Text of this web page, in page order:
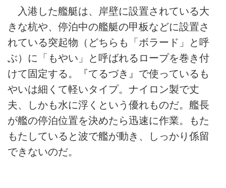
入港した艦艇は、岸壁に設置されている大
きな杭や、停泊中の艦艇の甲板などに設置さ
れている突起物（どちらも「ボラード」と呼
ぶ）に「もやい」と呼ばれるロープを巻き付
けて固定する。『てるづき』で使っているも
やいは細くて軽いタイプ。ナイロン製で丈
夫、しかも水に浮くという優れものだ。艦長
が艦の停泊位置を決めたら迅速に作業。もた
もたしていると波で艦が動き、しっかり係留
できないのだ。